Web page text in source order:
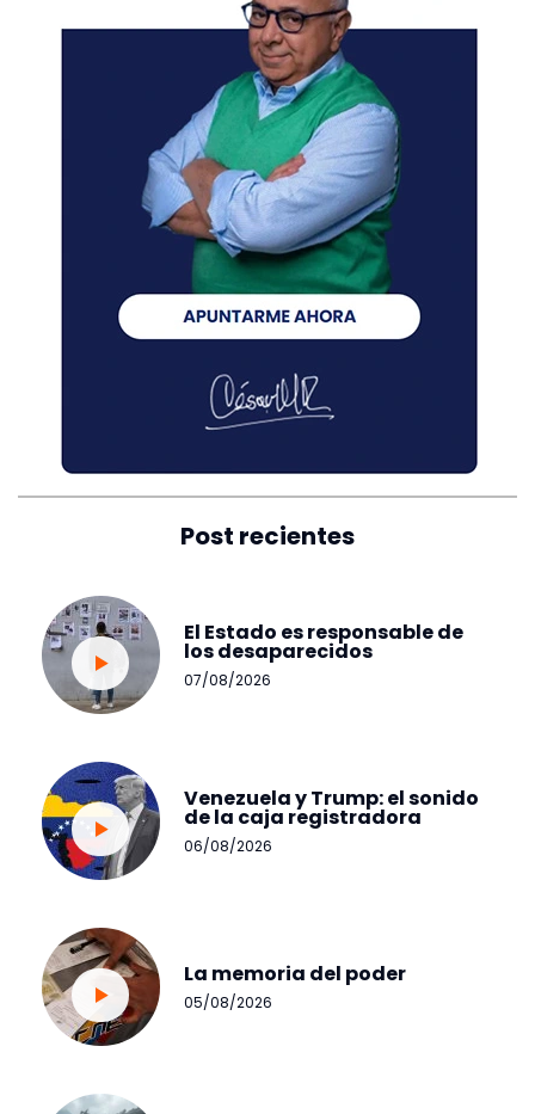
Post recientes
El Estado es responsable de
los desaparecidos
07/08/2026
Venezuela y Trump: el sonido
de la caja registradora
06/08/2026
La memoria del poder
05/08/2026